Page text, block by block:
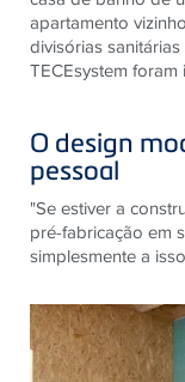
apartamento
divisórias
TECEsystem
O design
pessoal
"Se estiver a
pré-fabricação em
simplesmente a